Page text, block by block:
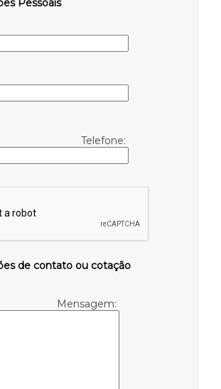
Pessoais
Telefone:
de contato ou cotação
Mensagem: